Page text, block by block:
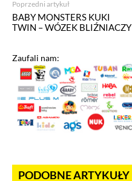
Poprzedni artykuł
BABY MONSTERS KUKI
TWIN – WÓZEK BLIŹNIACZY
Zaufali nam:
PODOBNE ARTYKUŁY